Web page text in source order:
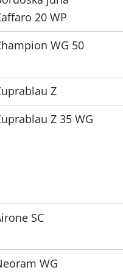
20 WP
WG 50
Z
Z 35 WG
SC
WG